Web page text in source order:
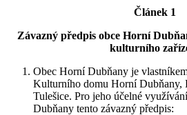
Článek 1
Závazný předpis obce Horní
kulturního
Obec Horní Dubňany je
Kulturního domu Horní Dubňany,
Tulešice. Pro jeho účelné
Dubňany tento závazný předpis: